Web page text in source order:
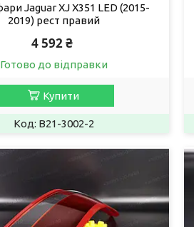
Jaguar XJ X351 LED (2015-
2019) рест правий
4 592 ₴
Готово до відправки
Купити
B21-3002-2